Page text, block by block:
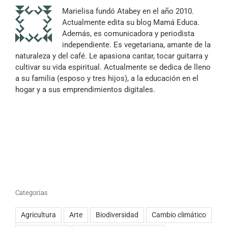
Marielisa fundó Atabey en el año 2010.
Actualmente edita su blog Mamá Educa.
Además, es comunicadora y periodista
independiente. Es vegetariana, amante de la
naturaleza y del café. Le apasiona cantar, tocar guitarra y
cultivar su vida espiritual. Actualmente se dedica de lleno
a su familia (esposo y tres hijos), a la educación en el
hogar y a sus emprendimientos digitales.
Categorías
Agricultura Arte Biodiversidad Cambio climático